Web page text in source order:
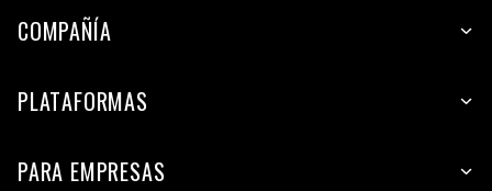
COMPAÑÍA
PLATAFORMAS
PARA EMPRESAS